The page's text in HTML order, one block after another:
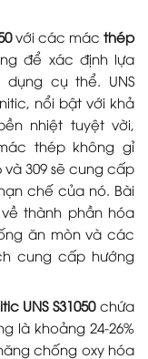
với các mác thép
để xác định lựa
cụ thể. UNS
nổi bật với khả
nhiệt tuyệt vời,
thép không gỉ
và 309 sẽ cung cấp
chế của nó. Bài
thành phần hóa
ăn mòn và các
cung cấp hướng
UNS S31050chứa
là khoảng 24-26%
chống oxy hóa